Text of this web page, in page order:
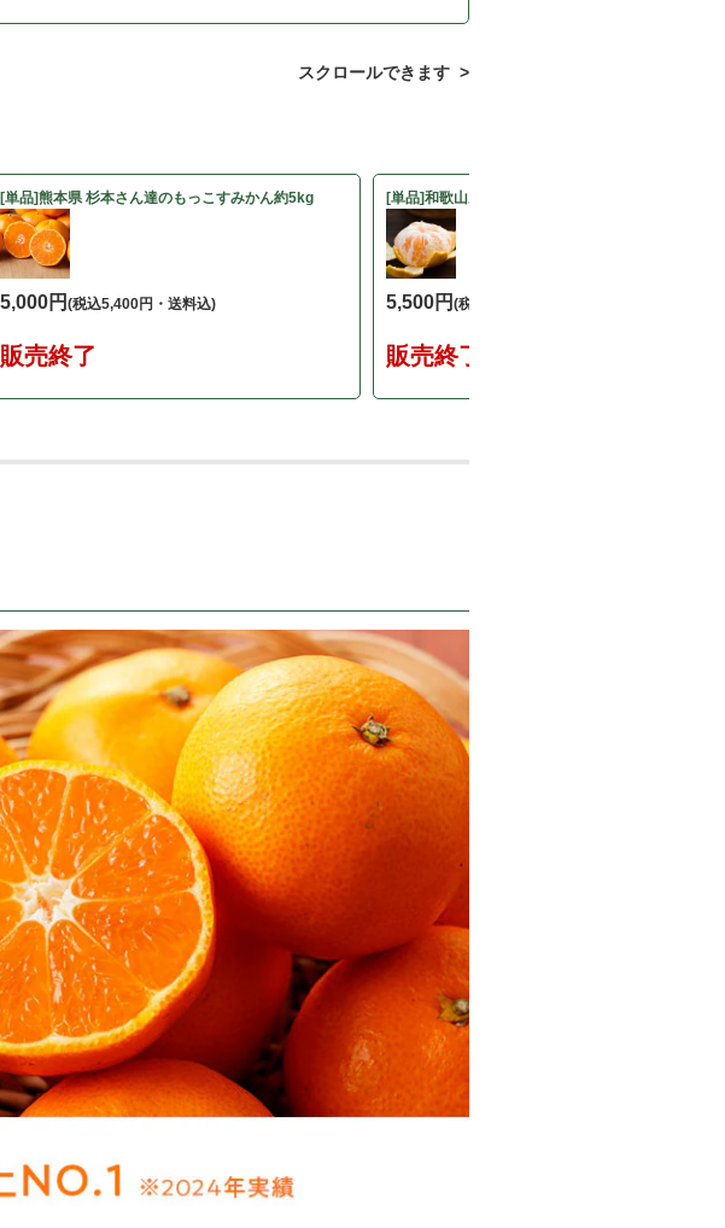
スクロールできます >
[単品]熊本県 杉本さん達のもっこすみかん約5kg
5,000円 (税込5,400円・送料込)
販売終了
[単品]和歌山県 勝丸さんの紀ノ川みかん約5kg
5,500円 (税込5,940円・送料込)
販売終了